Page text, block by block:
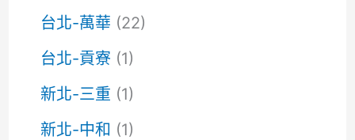
台北-萬華 (22)
台北-貢寮 (1)
新北-三重 (1)
新北-中和 (1)